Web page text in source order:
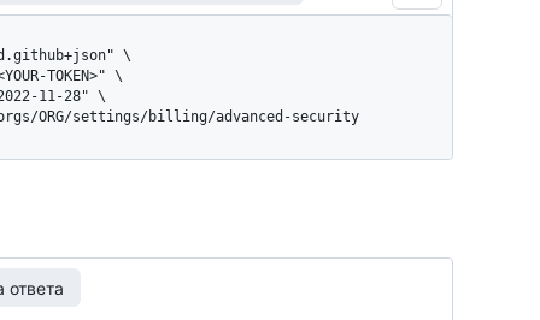
ORG/settings/billing/advanced-security
ответа